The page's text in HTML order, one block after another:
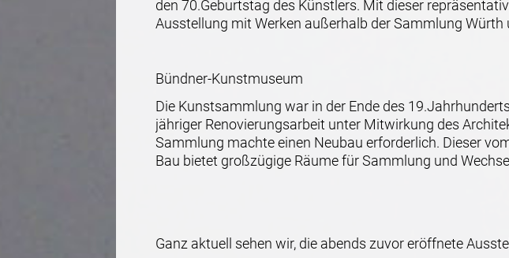
den 70.Geburtstag des Künstlers. Mit dieser
Ausstellung mit Werken außerhalb der Sammlung
Bündner-Kunstmuseum
Die Kunstsammlung war in der Ende des
jähriger Renovierungsarbeit unter Mitwirkung des
Sammlung machte einen Neubau erforderlich. Dieser
Bau bietet großzügige Räume für Sammlung und
Ganz aktuell sehen wir, die abends zuvor eröffnete